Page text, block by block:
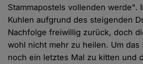
Stammapostels vollenden werde".
Kuhlen aufgrund des steigenden
Nachfolge freiwillig zurück, doch
wohl nicht mehr zu heilen. Um das
noch ein letztes Mal zu kitten und